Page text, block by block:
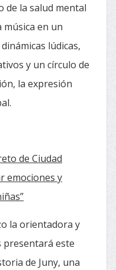
de la salud mental
música en un
lúdicas,
y un círculo de
la expresión
de Ciudad
emociones y
la orientadora y
presentará este
de Juny, una